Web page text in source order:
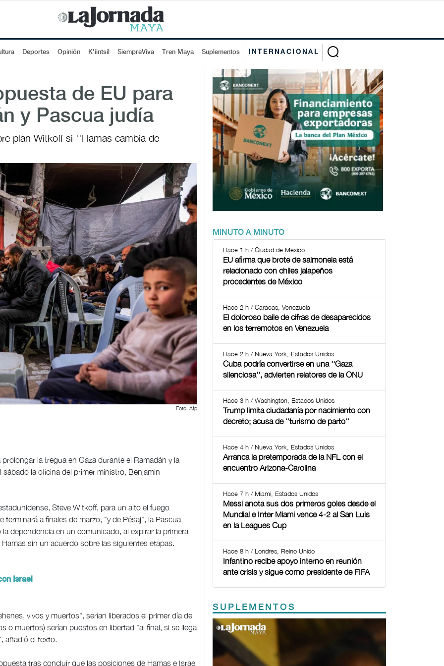
Deportes Opinión K'iintsil SiempreViva Tren Maya Suplementos INTERNACIONAL
de EU para
y Pascua judía
plan Witkoff si ''Hamas cambia de
Foto: Afp
la tregua en Gaza durante el Ramadán y la
la oficina del primer ministro, Benjamin
Steve Witkoff, para un alto el fuego
a finales de marzo, "y de Pésaj", la Pascua
dependencia en un comunicado, al expirar la primera
sin un acuerdo sobre las siguientes etapas.
Israel
vivos y muertos", serían liberados el primer día de
o muertos) serían puestos en libertad "al final, si se llega
añadió el texto.
tras concluir que las posiciones de Hamas e Israel
MINUTO A MINUTO
Hace 1 h / Ciudad de México
EU afirma que brote de salmonela está
relacionado con chiles jalapeños
procedentes de México
Hace 2 h / Caracas, Venezuela
El doloroso baile de cifras de desaparecidos
en los terremotos en Venezuela
Hace 2 h / Nueva York, Estados Unidos
Cuba podría convertirse en una ''Gaza
silenciosa'', advierten relatores de la ONU
Hace 3 h / Washington, Estados Unidos
Trump limita ciudadanía por nacimiento con
decreto; acusa de ''turismo de parto''
Hace 4 h / Nueva York, Estados Unidos
Arranca la pretemporada de la NFL con el
encuentro Arizona-Carolina
Hace 7 h / Miami, Estados Unidos
Messi anota sus dos primeros goles desde el
Mundial e Inter Miami vence 4-2 al San Luis
en la Leagues Cup
Hace 8 h / Londres, Reino Unido
Infantino recibe apoyo interno en reunión
ante crisis y sigue como presidente de FIFA
SUPLEMENTOS